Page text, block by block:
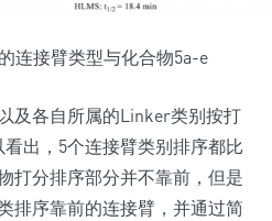
连接臂类型与化合物5a-e
及各自所属的Linker类别按打
出，5个连接臂类别排序都比
打分排序部分并不靠前，但是
排序靠前的连接臂，并通过简